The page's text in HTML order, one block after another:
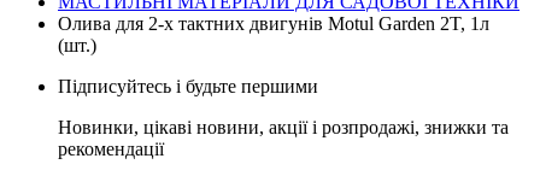
Олива для 2-х тактних двигунів Motul Garden 2T, 1л
(шт.)
Підписуйтесь і будьте першими
Новинки, цікаві новини, акції і розпродажі, знижки та
рекомендації